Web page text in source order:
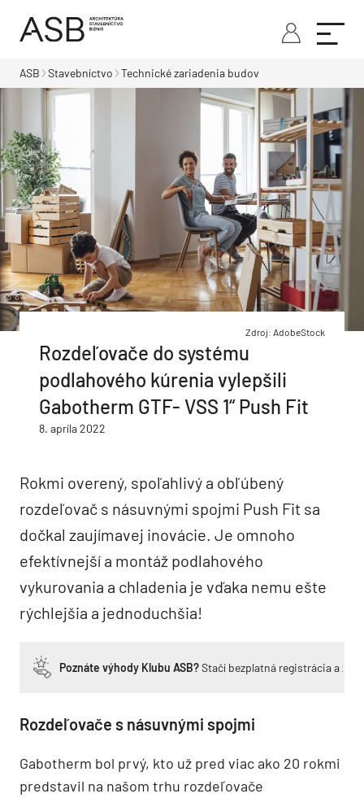
ASB Stavebníctvo Technické zariadenia budov
Zdroj: AdobeStock
Rozdeľovače do systému
podlahového kúrenia vylepšili
Gabotherm GTF- VSS 1“ Push Fit
8. apríla 2022
Rokmi overený, spoľahlivý a obľúbený
rozdeľovač s násuvnými spojmi Push Fit sa
dočkal zaujímavej inovácie. Je omnoho
efektívnejší a montáž podlahového
vykurovania a chladenia je vďaka nemu ešte
rýchlejšia a jednoduchšia!
Poznáte výhody Klubu ASB?Stačí bezplatná registrácia a
Rozdeľovače s násuvnými spojmi
Gabotherm bol prvý, kto už pred viac ako 20 rokmi
predstavil na našom trhu rozdeľovače